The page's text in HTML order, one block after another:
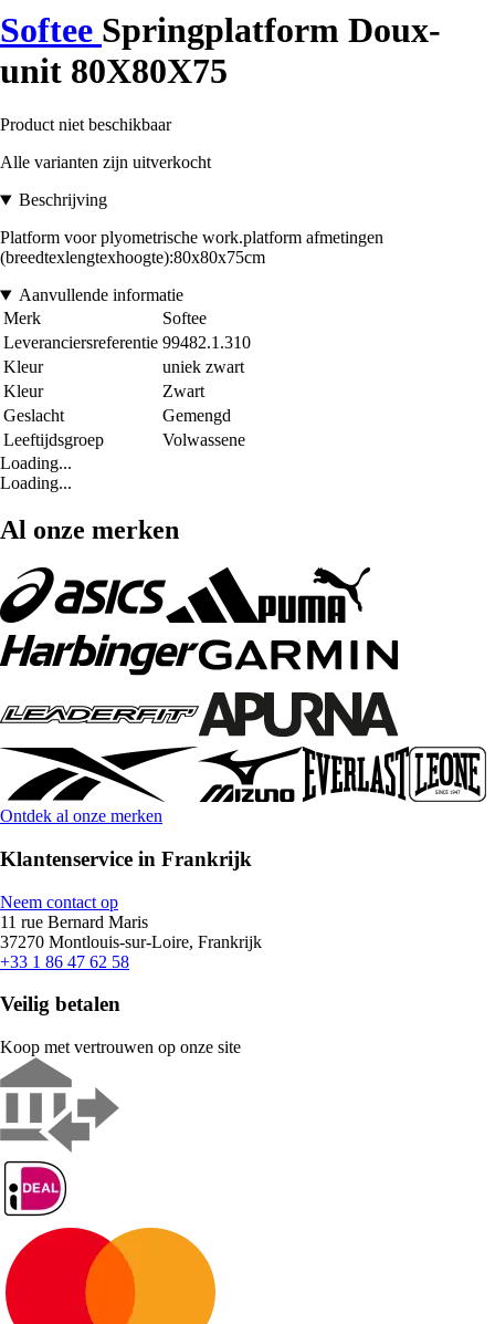
Softee Springplatform Doux-
unit 80X80X75
Product niet beschikbaar
Alle varianten zijn uitverkocht
Beschrijving
Platform voor plyometrische work.platform afmetingen
(breedtexlengtexhoogte):80x80x75cm
Aanvullende informatie
Merk
Softee
Leveranciersreferentie 99482.1.310
Kleur
uniek zwart
Kleur
Zwart
Geslacht
Gemengd
Leeftijdsgroep
Volwassene
Loading...
Loading...
Al onze merken
Ontdek al onze merken
Klantenservice in Frankrijk
Neem contact op
11 rue Bernard Maris
37270 Montlouis-sur-Loire, Frankrijk
+33 1 86 47 62 58
Veilig betalen
Koop met vertrouwen op onze site